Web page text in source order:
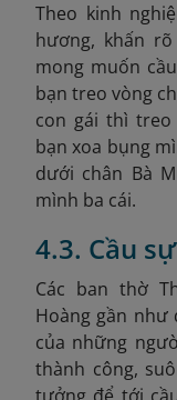
Theo kinh
hương, khấn
mong muốn
bạn treo vòng
con gái thì
bạn xoa bụng
dưới chân Bà
mình ba cái.
4.3. Cầu
Các ban thờ
Hoàng gần
của những
thành công,